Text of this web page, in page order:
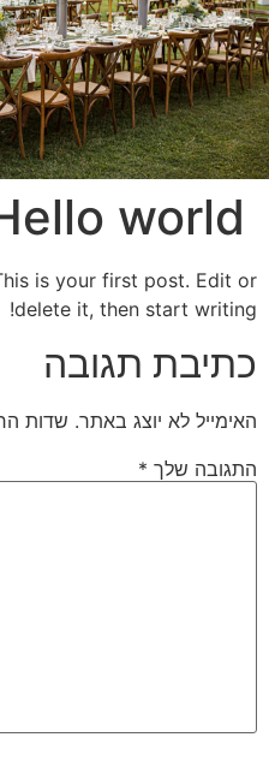
world!
is your first post. Edit or
delete it, then start writing!
כתיבת תגובה
האימייל לא יוצג באתר. שדות
התגובה שלך *